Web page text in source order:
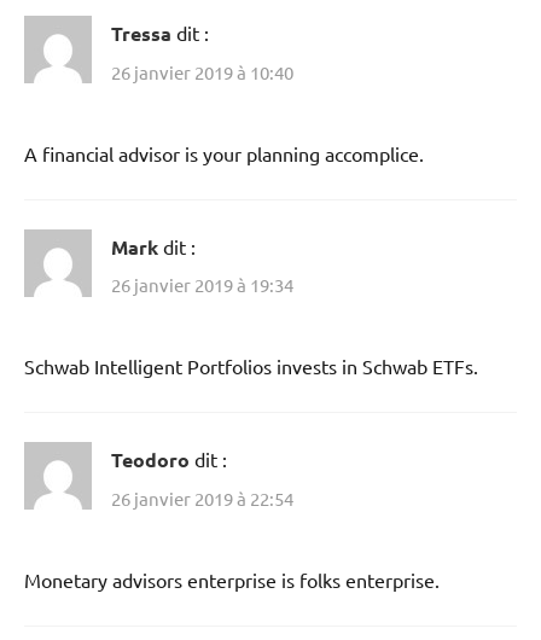
Tressa dit :
26 janvier 2019 à 10:40
A financial advisor is your planning accomplice.
Mark dit :
26 janvier 2019 à 19:34
Schwab Intelligent Portfolios invests in Schwab ETFs.
Teodoro dit :
26 janvier 2019 à 22:54
Monetary advisors enterprise is folks enterprise.